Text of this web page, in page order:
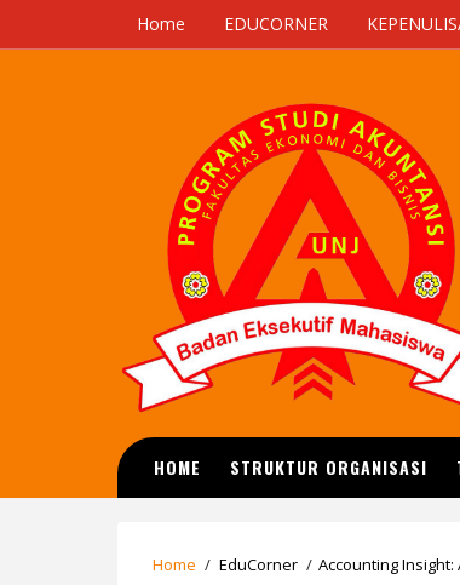
Home EDUCORNER
HOME STRUKTUR ORGANISASI
Home / EduCorner / Accounting